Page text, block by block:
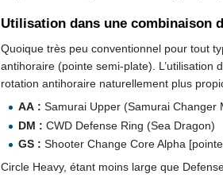
Utilisation dans une combinaison
Quoique très peu conventionnel pour tout
antihoraire (pointe semi-plate).
rotation antihoraire naturellement plus
AA : Samurai Upper (Samurai Changer
DM : CWD Defense Ring (Sea Dragon)
GS : Shooter Change Core Alpha
Circle Heavy, étant moins large que